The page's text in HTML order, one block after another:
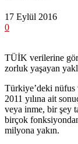
17 Eylül 2016
0
TÜİK verilerine
zorluk yaşayan
Türkiye’deki nüfus
2011 yılına ait
veya inme, bir şey
birçok
milyona yakın.